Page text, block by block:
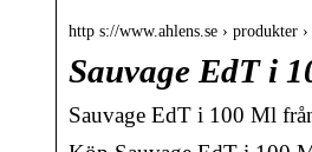
http s://www.ahlens.se › produkter
Sauvage EdT i
Sauvage EdT i 100 Ml